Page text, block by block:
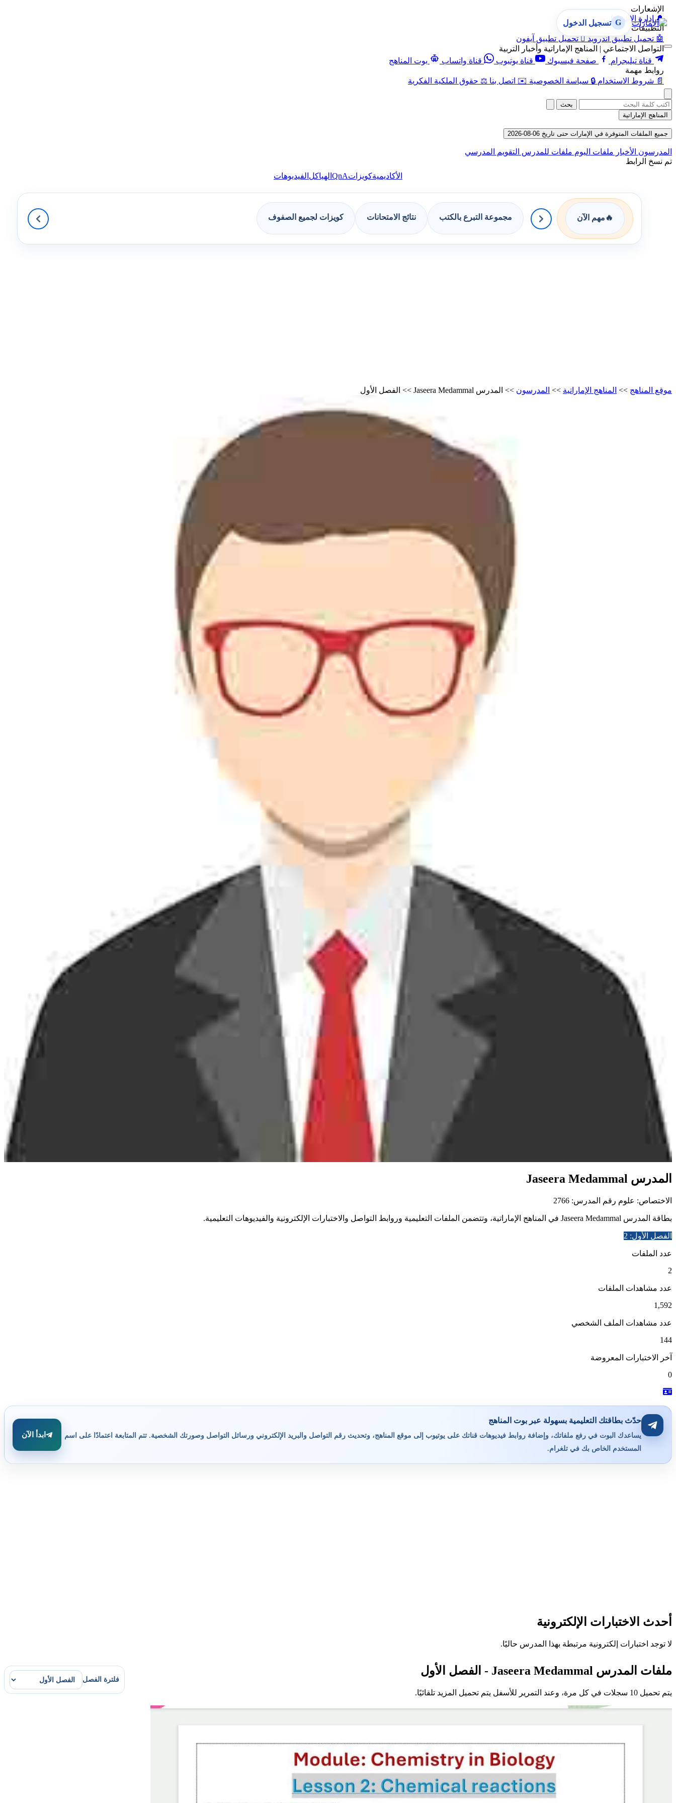
الإشعارات
🔔 إدارة الإشعارات
التطبيقات
🤖 تحميل تطبيق أندرويد  تحميل تطبيق آيفون
التواصل الاجتماعي | المناهج الإماراتية وأخبار التربية
قناة تيليجرام
صفحة فيسبوك قناة يوتيوب قناة واتساب
بوت المناهج
روابط مهمة
📄 شروط الاستخدام 🔒 سياسة الخصوصية ✉️ اتصل بنا ⚖️ حقوق الملكية الفكرية
G تسجيل الدخول
بحث
المناهج الإماراتية
جميع الملفات المتوفرة في الإمارات حتى تاريخ 06-08-2026
المدرسون الأخبار ملفات اليوم ملفات للمدرس التقويم المدرسي
تم نسخ الرابط
الأكاديميةكويزاتQnA الهياكل الفيديوهات
🔥 مهم الآن مجموعة التبرع بالكتب نتائج الامتحانات كويزات لجميع الصفوف
موقع المناهج >> المناهج الإماراتية >> المدرسون >> المدرس Jaseera Medammal >> الفصل الأول
المدرس Jaseera Medammal
الاختصاص: علوم رقم المدرس: 2766
بطاقة المدرس Jaseera Medammal في المناهج الإماراتية، وتتضمن الملفات التعليمية وروابط التواصل والاختبارات الإلكترونية والفيديوهات التعليمية.
الفصل الأول: 2
عدد الملفات
2
عدد مشاهدات الملفات
1,592
عدد مشاهدات الملف الشخصي
144
آخر الاختبارات المعروضة
0
حدّث بطاقتك التعليمية بسهولة عبر بوت المناهج
يساعدك البوت في رفع ملفاتك، وإضافة روابط فيديوهات قناتك على يوتيوب إلى موقع المناهج، وتحديث رقم التواصل والبريد الإلكتروني ورسائل التواصل وصورتك الشخصية. تتم المتابعة اعتمادًا على اسم
المستخدم الخاص بك في تلغرام.
ابدأ الآن
أحدث الاختبارات الإلكترونية
لا توجد اختبارات إلكترونية مرتبطة بهذا المدرس حاليًا.
ملفات المدرس Jaseera Medammal - الفصل الأول
يتم تحميل 10 سجلات في كل مرة، وعند التمرير للأسفل يتم تحميل المزيد تلقائيًا.
فلترة الفصل